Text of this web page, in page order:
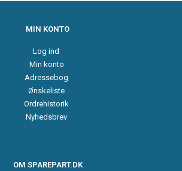
MIN KONTO
Log ind
Min konto
Adressebog
Ønskeliste
Ordrehistorik
Nyhedsbrev
OM SPAREPART.DK